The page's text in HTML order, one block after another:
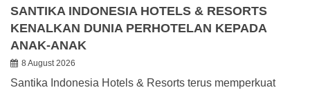
SANTIKA INDONESIA HOTELS & RESORTS
KENALKAN DUNIA PERHOTELAN KEPADA
ANAK-ANAK
8 August 2026
Santika Indonesia Hotels & Resorts terus memperkuat